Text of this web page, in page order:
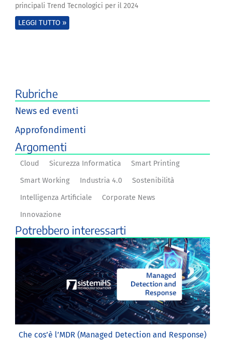
principali Trend Tecnologici per il 2024
LEGGI TUTTO »
Rubriche
News ed eventi
Approfondimenti
Argomenti
Cloud Sicurezza Informatica
Smart Printing
Smart Working
Industria 4.0
Sostenibilità
Intelligenza Artificiale
Corporate News
Innovazione
Potrebbero interessarti
Che cos’è l’MDR (Managed Detection and Response)